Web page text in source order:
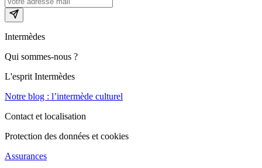
Intermèdes
Qui sommes-nous ?
L'esprit Intermèdes
Notre blog : l’intermède culturel
Contact et localisation
Protection des données et cookies
Assurances